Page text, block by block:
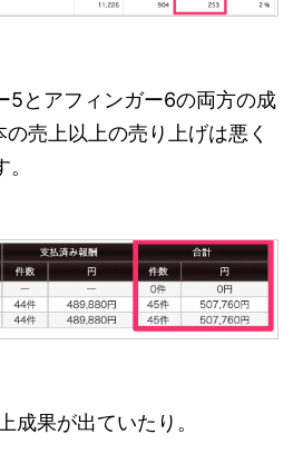
5とアフィンガー6の両方の成
売上以上の売り上げは悪く
成果が出ていたり。